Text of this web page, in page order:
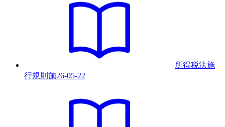
所得税法施
行規則 施26-05-22